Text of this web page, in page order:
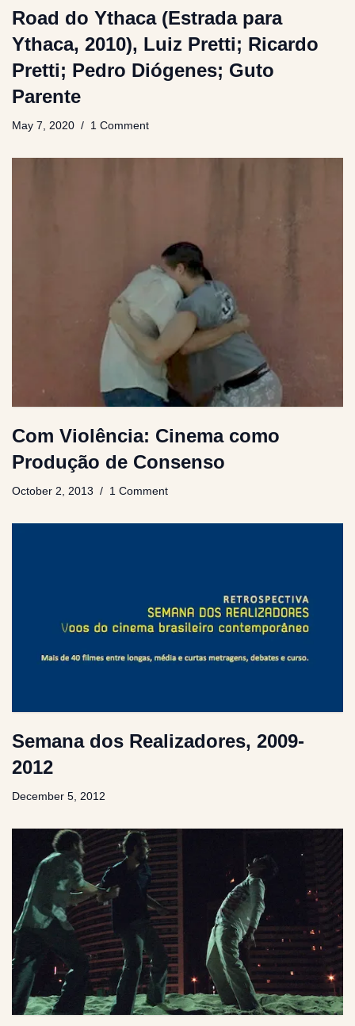
Road do Ythaca (Estrada para
Ythaca, 2010), Luiz Pretti; Ricardo
Pretti; Pedro Diógenes; Guto
Parente
May 7, 2020 1 Comment
Com Violência: Cinema como
Produção de Consenso
October 2, 2013 1 Comment
Semana dos Realizadores, 2009-
2012
December 5, 2012